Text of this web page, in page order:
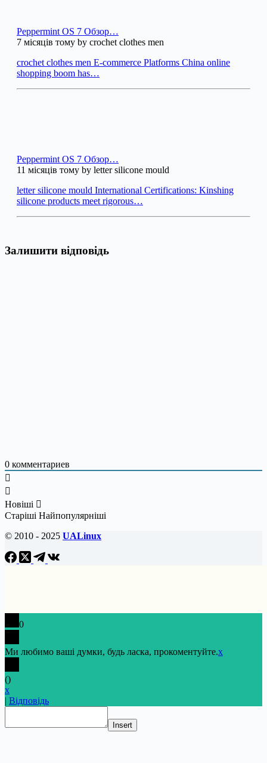
Peppermint OS 7 Обзор…
7 місяців тому by crochet clothes men
crochet clothes men E-commerce Platforms China online
shopping boom has…
Peppermint OS 7 Обзор…
11 місяців тому by letter silicone mould
letter silicone mould International Certifications: Kinshing
silicone products meet rigorous…
Залишити відповідь
0 комментариев
Новіші
Старіші Найпопулярніші
© 2010 - 2025 UALinux
0
Ми любимо ваші думки, будь ласка, прокоментуйте.x
()
x
| Відповідь
Insert